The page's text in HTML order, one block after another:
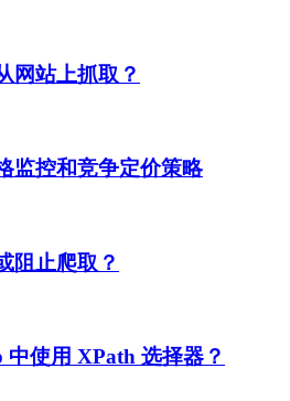
网站上抓取？
监控和竞争定价策略
阻止爬取？
使用 XPath 选择器？